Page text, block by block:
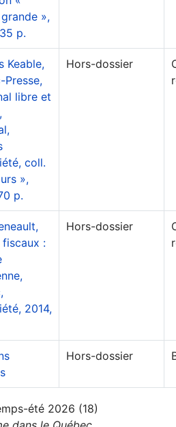
»,
p.
Keable,
Presse,
libre et
coll.
»,
p.
Hors-dossier
fiscaux :
2014,
Hors-dossier
Hors-dossier
été 2026 (18)